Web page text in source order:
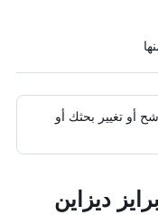
أو تغيير بحثك أو
ديزاين